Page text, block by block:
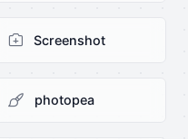
Screenshot
photopea